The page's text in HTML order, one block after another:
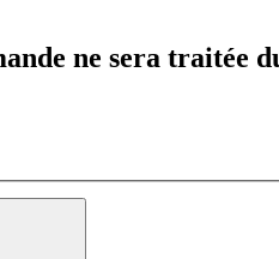
ne sera traitée